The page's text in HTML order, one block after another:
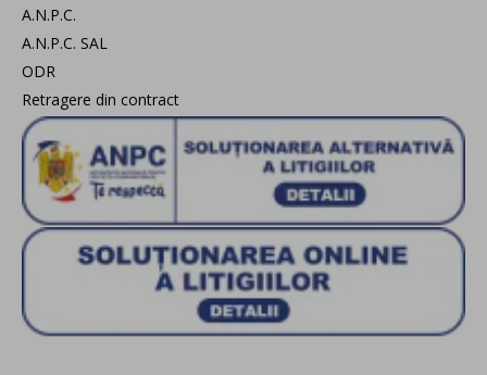
A.N.P.C.
A.N.P.C. SAL
ODR
Retragere din contract